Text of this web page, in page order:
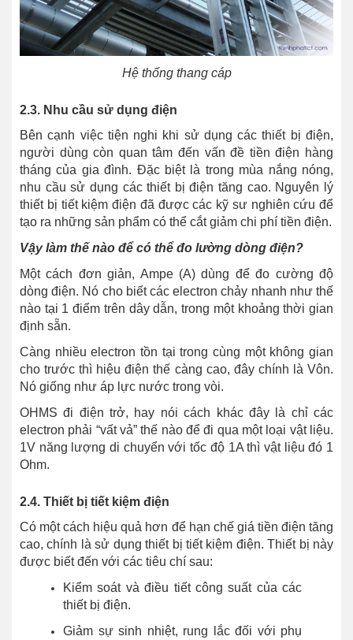
Hệ thống thang cáp
2.3. Nhu cầu sử dụng điện
Bên cạnh việc tiện nghi khi sử dụng các thiết bị điện,
người dùng còn quan tâm đến vấn đề tiền điện hàng
tháng của gia đình. Đặc biệt là trong mùa nắng nóng,
nhu cầu sử dụng các thiết bị điện tăng cao. Nguyên lý
thiết bị tiết kiệm điện đã được các kỹ sư nghiên cứu để
tạo ra những sản phẩm có thể cắt giảm chi phí tiền điện.
Vậy làm thế nào để có thể đo lường dòng điện?
Một cách đơn giản, Ampe (A) dùng để đo cường độ
dòng điện. Nó cho biết các electron chảy nhanh như thế
nào tại 1 điểm trên dây dẫn, trong một khoảng thời gian
định sẵn.
Càng nhiều electron tồn tại trong cùng một không gian
cho trước thì hiệu điện thế càng cao, đây chính là Vôn.
Nó giống như áp lực nước trong vòi.
OHMS đi điện trở, hay nói cách khác đây là chỉ các
electron phải “vất vả” thế nào để đi qua một loại vật liệu.
1V năng lượng di chuyển với tốc độ 1A thì vật liệu đó 1
Ohm.
2.4. Thiết bị tiết kiệm điện
Có một cách hiệu quả hơn để hạn chế giá tiền điện tăng
cao, chính là sử dụng thiết bị tiết kiệm điện. Thiết bị này
được biết đến với các tiêu chí sau:
Kiểm soát và điều tiết công suất của các
thiết bị điện.
Giảm sự sinh nhiệt, rung lắc đối với phụ